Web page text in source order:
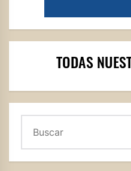
TODAS